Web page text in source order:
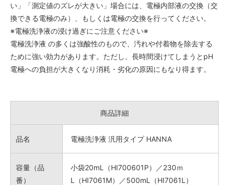
い」「測定値のズレが大きい」場合には、電極内部液の交換（交
換できる電極のみ）、もしくは電極の交換を行ってください。
※電極洗浄液の浸け過ぎにご注意ください※
電極洗浄液 の多くは強酸性のもので、汚れや付着物を除去する
ために強い効力があります。ただし、長時間浸けてしまうとpH
電極への負担が大きくなり消耗・劣化の原因にもなり得ます。
商品詳細
品名 電極洗浄液 汎用タイプ HANNA
容量（品
番）
小袋20mL（HI700601P）／230ｍ
L（HI7061M）／500mL（HI7061L）